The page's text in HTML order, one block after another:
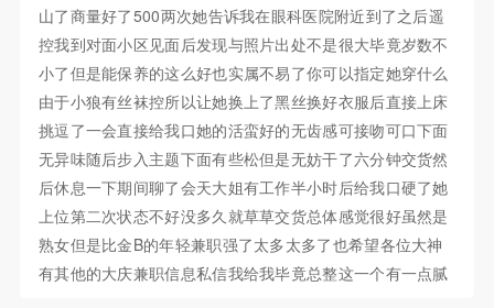
山了商量好了500两次她告诉我在眼科医院附近到了之后遥
控我到对面小区见面后发现与照片出处不是很大毕竟岁数不
小了但是能保养的这么好也实属不易了你可以指定她穿什么
由于小狼有丝袜控所以让她换上了黑丝换好衣服后直接上床
挑逗了一会直接给我口她的活蛮好的无齿感可接吻可口下面
无异味随后步入主题下面有些松但是无妨干了六分钟交货然
后休息一下期间聊了会天大姐有工作半小时后给我口硬了她
上位第二次状态不好没多久就草草交货总体感觉很好虽然是
熟女但是比金B的年轻兼职强了太多太多了也希望各位大神
有其他的大庆兼职信息私信我给我毕竟总整这一个有一点腻